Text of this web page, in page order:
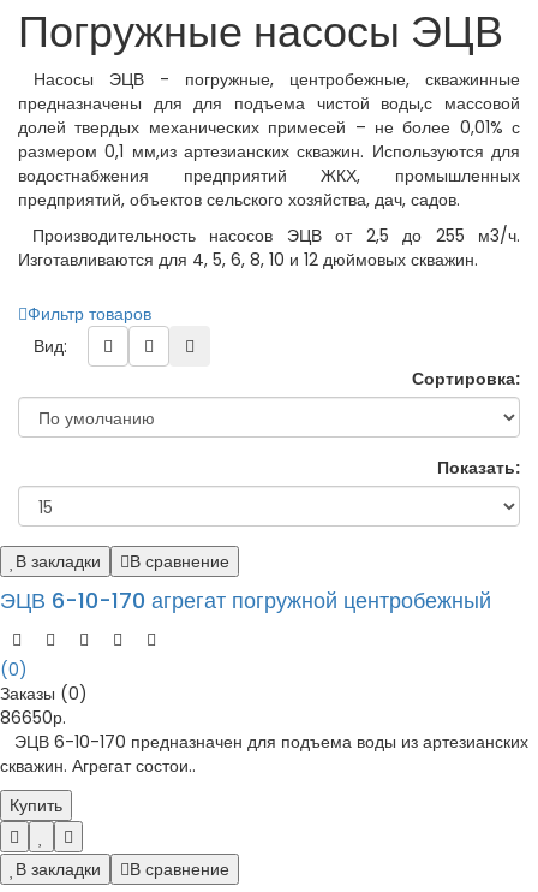
Погружные насосы ЭЦВ
Насосы ЭЦВ - погружные, центробежные, скважинные
предназначены для для подъема чистой воды,с массовой
долей твердых механических примесей – не более 0,01% с
размером 0,1 мм,из артезианских скважин. Используются для
водостнабжения предприятий ЖКХ, промышленных
предприятий, объектов сельского хозяйства, дач, садов.
Производительность насосов ЭЦВ от 2,5 до 255 м3/ч.
Изготавливаются для 4, 5, 6, 8, 10 и 12 дюймовых скважин.
Фильтр товаров
Вид:
Сортировка:
Показать:
В закладки В сравнение
ЭЦВ 6-10-170 агрегат погружной центробежный
(0)
Заказы (0)
86650р.
ЭЦВ 6-10-170 предназначен для подъема воды из артезианских
скважин. Агрегат состои..
Купить
В закладки В сравнение